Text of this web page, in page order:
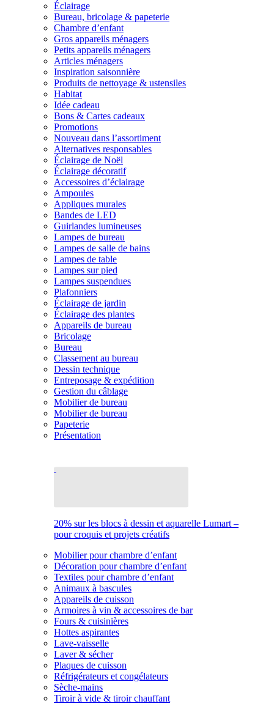
Éclairage
Bureau, bricolage & papeterie
Chambre d’enfant
Gros appareils ménagers
Petits appareils ménagers
Articles ménagers
Inspiration saisonnière
Produits de nettoyage & ustensiles
Habitat
Idée cadeau
Bons & Cartes cadeaux
Promotions
Nouveau dans l’assortiment
Alternatives responsables
Éclairage de Noël
Éclairage décoratif
Accessoires d’éclairage
Ampoules
Appliques murales
Bandes de LED
Guirlandes lumineuses
Lampes de bureau
Lampes de salle de bains
Lampes de table
Lampes sur pied
Lampes suspendues
Plafonniers
Éclairage de jardin
Éclairage des plantes
Appareils de bureau
Bricolage
Bureau
Classement au bureau
Dessin technique
Entreposage & expédition
Gestion du câblage
Mobilier de bureau
Mobilier de bureau
Papeterie
Présentation
20% sur les blocs à dessin et aquarelle Lumart –
pour croquis et projets créatifs
Mobilier pour chambre d’enfant
Décoration pour chambre d’enfant
Textiles pour chambre d’enfant
Animaux à bascules
Appareils de cuisson
Armoires à vin & accessoires de bar
Fours & cuisinières
Hottes aspirantes
Lave-vaisselle
Laver & sécher
Plaques de cuisson
Réfrigérateurs et congélateurs
Sèche-mains
Tiroir à vide & tiroir chauffant